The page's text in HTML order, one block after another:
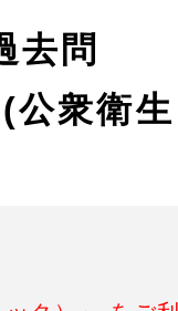
去問
公衆衛